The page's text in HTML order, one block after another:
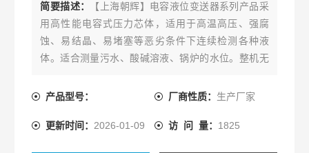
简要描述：
【上海朝辉】电容液位变送器系列产品采
用高性能电容式压力芯体，适用于高温高压、强腐
蚀、易结晶、易堵塞等恶劣条件下连续检测各种液
体。适合测量污水、酸碱溶液、锅炉的水位。整机无
高，精度高。
产品型号： 厂商性质： 生产厂家
更新时间： 2026-01-09 访 问 量： 1825